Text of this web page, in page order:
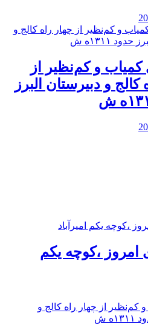
و کم‌نظیر از
كالج و دبيرستان البرز
امروز ،کوچه یکم